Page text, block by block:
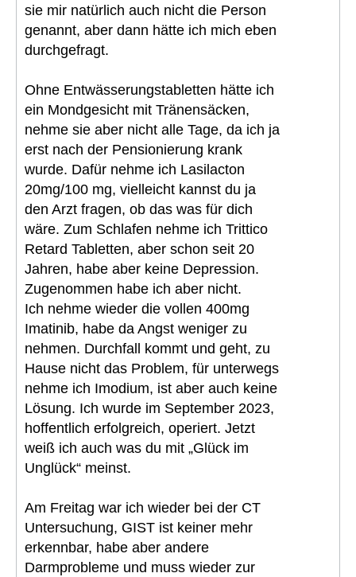
sie mir natürlich auch nicht die Person
genannt, aber dann hätte ich mich eben
durchgefragt.
Ohne Entwässerungstabletten hätte ich
ein Mondgesicht mit Tränensäcken,
nehme sie aber nicht alle Tage, da ich ja
erst nach der Pensionierung krank
wurde. Dafür nehme ich Lasilacton
20mg/100 mg, vielleicht kannst du ja
den Arzt fragen, ob das was für dich
wäre. Zum Schlafen nehme ich Trittico
Retard Tabletten, aber schon seit 20
Jahren, habe aber keine Depression.
Zugenommen habe ich aber nicht.
Ich nehme wieder die vollen 400mg
Imatinib, habe da Angst weniger zu
nehmen. Durchfall kommt und geht, zu
Hause nicht das Problem, für unterwegs
nehme ich Imodium, ist aber auch keine
Lösung. Ich wurde im September 2023,
hoffentlich erfolgreich, operiert. Jetzt
weiß ich auch was du mit „Glück im
Unglück“ meinst.
Am Freitag war ich wieder bei der CT
Untersuchung, GIST ist keiner mehr
erkennbar, habe aber andere
Darmprobleme und muss wieder zur